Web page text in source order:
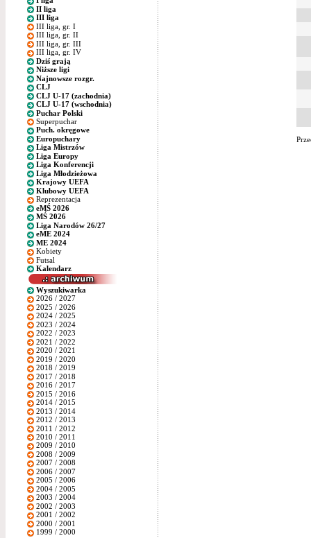
II liga
III liga
III liga, gr. I
III liga, gr. II
III liga, gr. III
III liga, gr. IV
Dziś grają
Niższe ligi
Najnowsze rozgr.
CLJ
CLJ U-17 (zachodnia)
CLJ U-17 (wschodnia)
Puchar Polski
Superpuchar
Puch. okręgowe
Europuchary
Liga Mistrzów
Liga Europy
Liga Konferencji
Liga Młodzieżowa
Krajowy UEFA
Klubowy UEFA
Reprezentacja
eMŚ 2026
MŚ 2026
Liga Narodów 26/27
eME 2024
ME 2024
Kobiety
Futsal
Kalendarz
Wyszukiwarka
2026 / 2027
2025 / 2026
2024 / 2025
2023 / 2024
2022 / 2023
2021 / 2022
2020 / 2021
2019 / 2020
2018 / 2019
2017 / 2018
2016 / 2017
2015 / 2016
2014 / 2015
2013 / 2014
2012 / 2013
2011 / 2012
2010 / 2011
2009 / 2010
2008 / 2009
2007 / 2008
2006 / 2007
2005 / 2006
2004 / 2005
2003 / 2004
2002 / 2003
2001 / 2002
2000 / 2001
1999 / 2000